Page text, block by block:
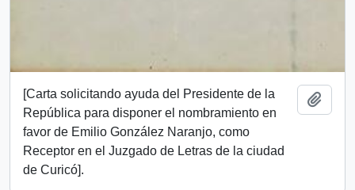
[Carta solicitando ayuda del Presidente de la
República para disponer el nombramiento en
favor de Emilio González Naranjo, como
Receptor en el Juzgado de Letras de la ciudad
de Curicó].